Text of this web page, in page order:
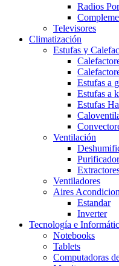
Radios
Televisores
Climatización
Estufas y
Estufas a
Estufas a
Estufas
Ventilación
Ventiladores
Aires
Estandar
Inverter
Tecnología e
Notebooks
Tablets
Computadoras